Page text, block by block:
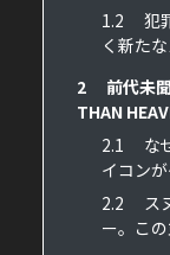
1.2
犯
く新た
2
前代未
THAN
2.1
な
イコン
2.2
ス
ー。こ